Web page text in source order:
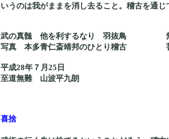
いうのは我がままを消し去ること。稽古を通じ
武の真髄 他を利するなり 羽抜鳥 無
写真 本多青仁斎靖邦のひとり稽古 菩
平成28年７月25日
至道無難 山波平九朗
喜捨